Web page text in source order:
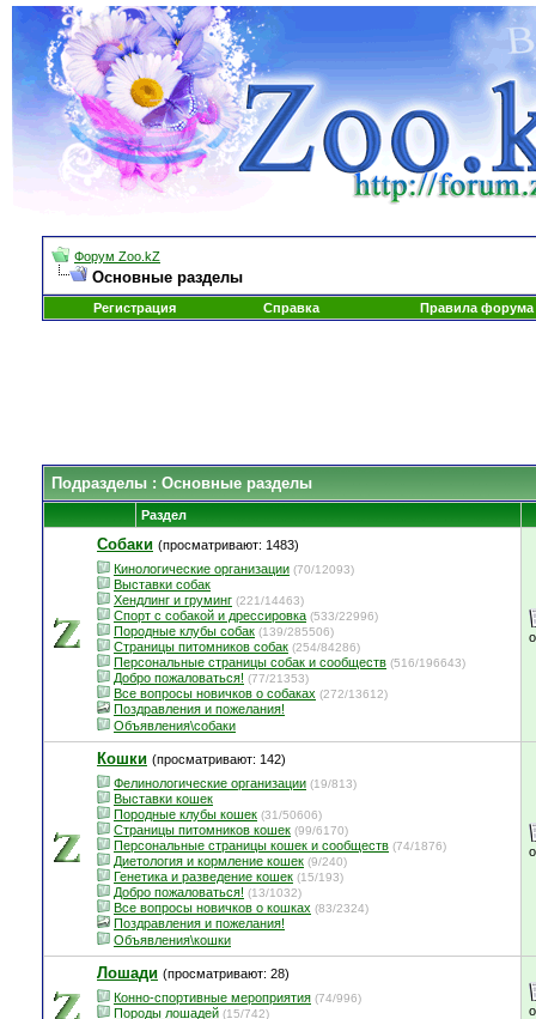
Форум Zoo.kZ
Основные разделы
Регистрация Справка Правила форума
Подразделы : Основные разделы
Раздел
Собаки (просматривают: 1483)
Кинологические организации (70/12093)
Выставки собак
Хендлинг и груминг (221/14463)
Спорт с собакой и дрессировка (533/22996)
Породные клубы собак (139/285506)
Страницы питомников собак (254/84286)
Персональные страницы собак и сообществ (516/196643)
Добро пожаловаться! (77/21353)
Все вопросы новичков о собаках (272/13612)
Поздравления и пожелания!
Объявления\собаки
Кошки (просматривают: 142)
Фелинологические организации (19/813)
Выставки кошек
Породные клубы кошек (31/50606)
Страницы питомников кошек (99/6170)
Персональные страницы кошек и сообществ (74/1876)
Диетология и кормление кошек (9/240)
Генетика и разведение кошек (15/193)
Добро пожаловаться! (13/1032)
Все вопросы новичков о кошках (83/2324)
Поздравления и пожелания!
Объявления\кошки
Лошади (просматривают: 28)
Конно-спортивные мероприятия (74/996)
Породы лошадей (15/742)